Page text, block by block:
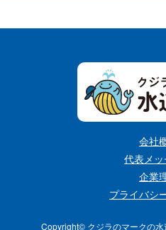
会社
代表メ
企業
プライバシ
Copyright©︎ クジラのマークの